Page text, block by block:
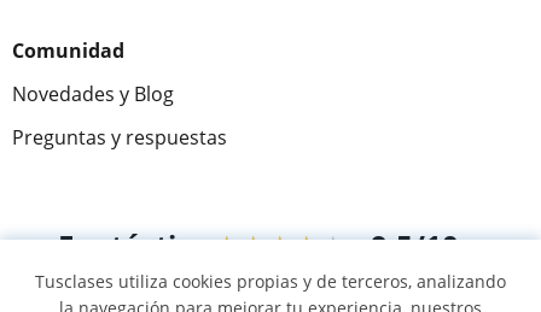
Comunidad
Novedades y Blog
Preguntas y respuestas
Fantástica★★★★★ 9,5/10
305915 opiniones de alumnos
Tusclases utiliza cookies propias y de terceros, analizando